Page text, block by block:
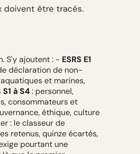
doivent être tracés.
S'y ajoutent : - ESRS E1
déclaration de non-
et marines,
S1 à S4: personnel,
consommateurs et
éthique, culture
: le classeur de
retenus, quinze écartés,
pourtant une